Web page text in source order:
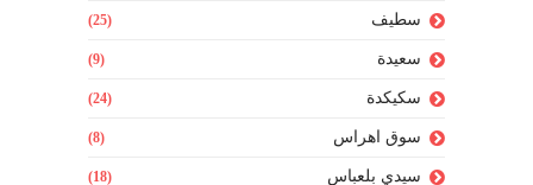
سطيف (25)
سعيدة (9)
سكيكدة (24)
سوق اهراس (8)
سيدي بلعباس (18)